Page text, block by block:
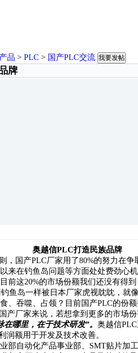
产品 > PLC > 国产PLC交流 我要发帖
牌
奥越信PLC打造民族品牌
产PLC厂家用了80%的努力在争
来在钓鱼岛问题等方面处处费劲心
前这20%的市场份额我们还没有得
岛一样被日本厂家虎视眈眈，就像
、吞噬、占领？目前国产PLC的份
产厂家来说，若想拿到更多的市场
哪里，在于技术研发”。 奥越信
润额用于开发及技术改善。
动化产品事业部、SMT贴片加工